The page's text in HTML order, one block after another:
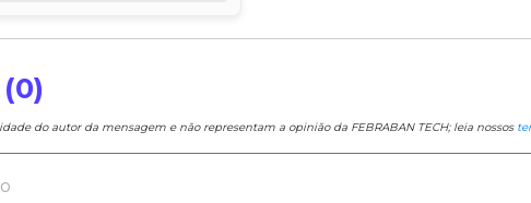
do autor da mensagem e não representam a opinião da FEBRABAN TECH; leia nossos